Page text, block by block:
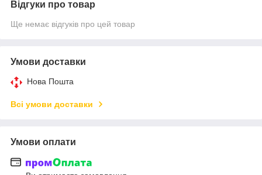
Відгуки про товар
Ще немає відгуків про цей товар
Умови доставки
Нова Пошта
Всі умови доставки
Умови оплати